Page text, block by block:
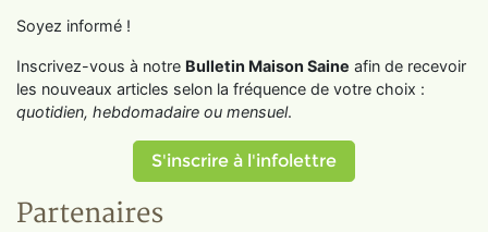
Soyez informé !
Inscrivez-vous à notre Bulletin Maison Saine afin de recevoir
les nouveaux articles selon la fréquence de votre choix :
quotidien, hebdomadaire ou mensuel.
S'inscrire à l'infolettre
Partenaires